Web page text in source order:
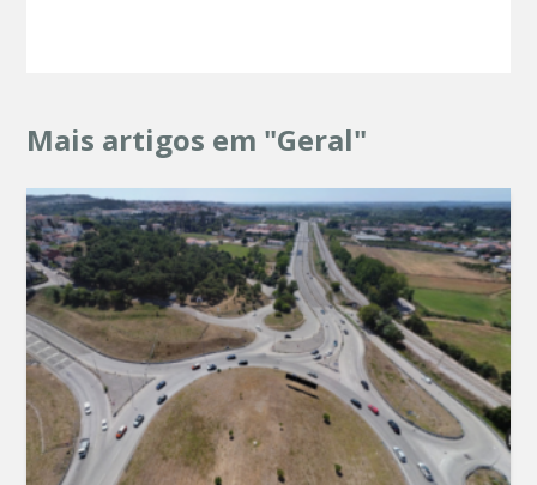
Mais artigos em "Geral"